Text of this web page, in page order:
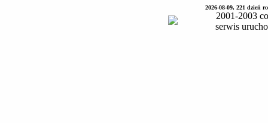
2026-08-09, 221 dzień
2001-2003
serwis